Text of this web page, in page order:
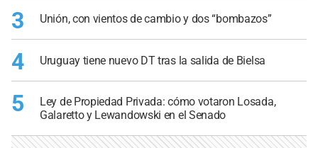
3 Unión, con vientos de cambio y dos “bombazos”
4 Uruguay tiene nuevo DT tras la salida de Bielsa
5
Ley de Propiedad Privada: cómo votaron Losada,
Galaretto y Lewandowski en el Senado